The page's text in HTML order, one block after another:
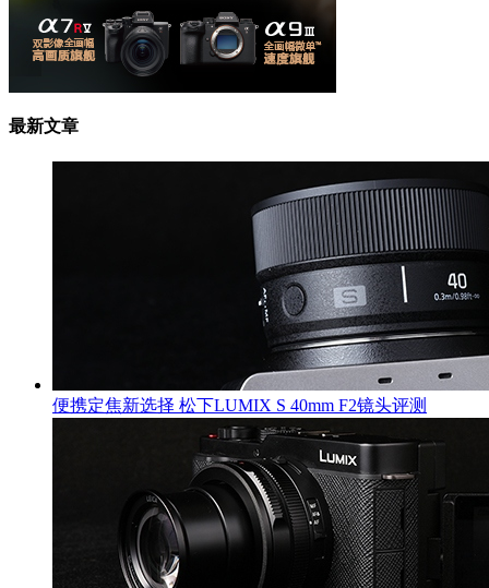
最新文章
便携定焦新选择 松下LUMIX S 40mm F2镜头评测